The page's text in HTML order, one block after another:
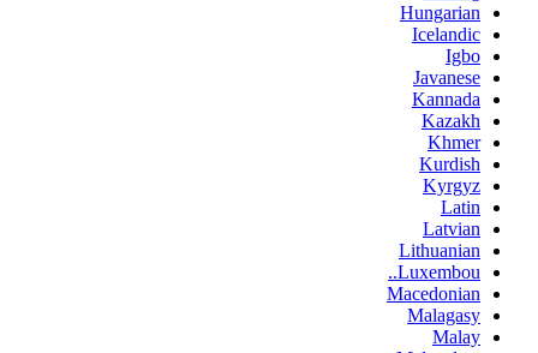
Hungarian
Icelandic
Igbo
Javanese
Kannada
Kazakh
Khmer
Kurdish
Kyrgyz
Latin
Latvian
Lithuanian
Luxembou..
Macedonian
Malagasy
Malay